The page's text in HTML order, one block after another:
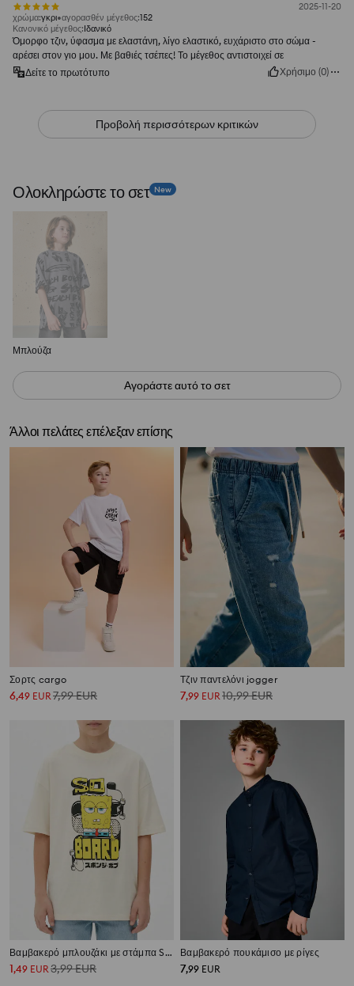
2025-11-20
χρώμα:γκρι αγορασθέν μέγεθος:152
Κανονικό μέγεθος:Ιδανικό
Όμορφο τζιν, ύφασμα με ελαστάνη, λίγο ελαστικό, ευχάριστο στο σώμα -
αρέσει στον γιο μου. Με βαθιές τσέπες! Το μέγεθος αντιστοιχεί σε
Δείτε το πρωτότυπο
Χρήσιμο (0)
Προβολή περισσότερων κριτικών
Ολοκληρώστε το σετ New
Μπλούζα
Αγοράστε αυτό το σετ
Άλλοι πελάτες επέλεξαν επίσης
Σορτς cargo
6,49 EUR7,99EUR
Τζιν παντελόνι jogger
7,99 EUR10,99EUR
Βαμβακερό μπλουζάκι με στάμπα SpongeBob SquarePants
1,49 EUR 3,99EUR
Βαμβακερό πουκάμισο με ρίγες
7,99 EUR